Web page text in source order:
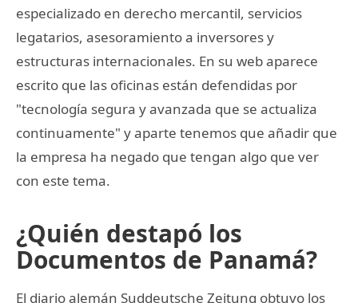
especializado en derecho mercantil, servicios
legatarios, asesoramiento a inversores y
estructuras internacionales. En su web aparece
escrito que las oficinas están defendidas por
"tecnología segura y avanzada que se actualiza
continuamente" y aparte tenemos que añadir que
la empresa ha negado que tengan algo que ver
con este tema.
¿Quién destapó los
Documentos de Panamá?
El diario alemán Suddeutsche Zeitung obtuvo los